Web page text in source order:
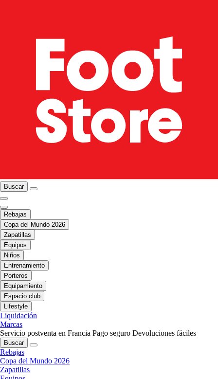
Buscar
Rebajas
Copa del Mundo 2026
Zapatillas
Equipos
Niños
Entrenamiento
Porteros
Equipamiento
Espacio club
Lifestyle
Liquidación
Marcas
Servicio postventa en Francia Pago seguro Devoluciones fáciles
Buscar
Rebajas
Copa del Mundo 2026
Zapatillas